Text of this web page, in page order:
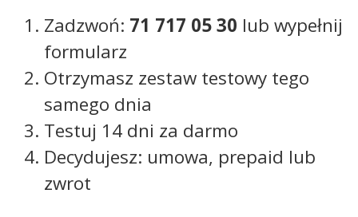
Zadzwoń: 71 717 05 30 lub wypełnij
formularz
Otrzymasz zestaw testowy tego
samego dnia
Testuj 14 dni za darmo
Decydujesz: umowa, prepaid lub
zwrot